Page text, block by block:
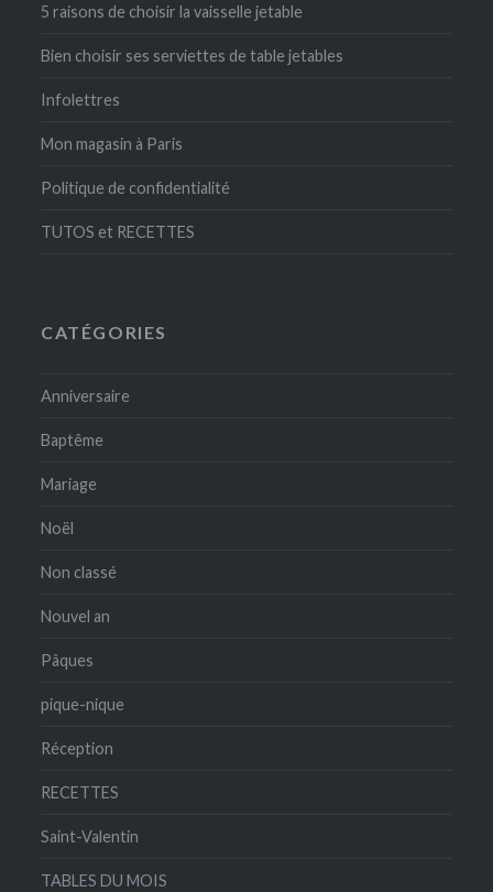
5 raisons de choisir la vaisselle jetable
Bien choisir ses serviettes de table jetables
Infolettres
Mon magasin à Paris
Politique de confidentialité
TUTOS et RECETTES
CATÉGORIES
Anniversaire
Baptême
Mariage
Noël
Non classé
Nouvel an
Pâques
pique-nique
Réception
RECETTES
Saint-Valentin
TABLES DU MOIS